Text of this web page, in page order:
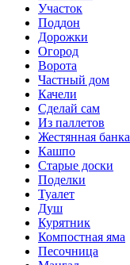
Участок
Поддон
Дорожки
Огород
Ворота
Частный дом
Качели
Сделай сам
Из паллетов
Жестянная банка
Кашпо
Старые доски
Поделки
Туалет
Душ
Курятник
Компостная яма
Песочница